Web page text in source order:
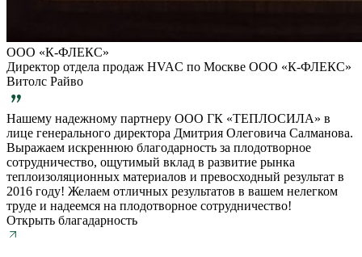
ООО «К-ФЛЕКС»
Директор отдела продаж HVAC по Москве ООО «К-ФЛЕКС»
Витолс Райво
Нашему надежному партнеру ООО ГК «ТЕПЛОСИЛА» в
лице генерального директора Дмитрия Олеговича Салманова.
Выражаем искреннюю благодарность за плодотворное
сотрудничество, ощутимый вклад в развитие рынка
теплоизоляционных материалов и превосходный результат в
2016 году! Желаем отличных результатов в вашем нелегком
труде и надеемся на плодотворное сотрудничество!
Открыть благадарность